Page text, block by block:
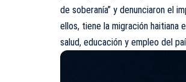
de soberanía” y denunciaron el
ellos, tiene la migración haitiana
salud, educación y empleo del